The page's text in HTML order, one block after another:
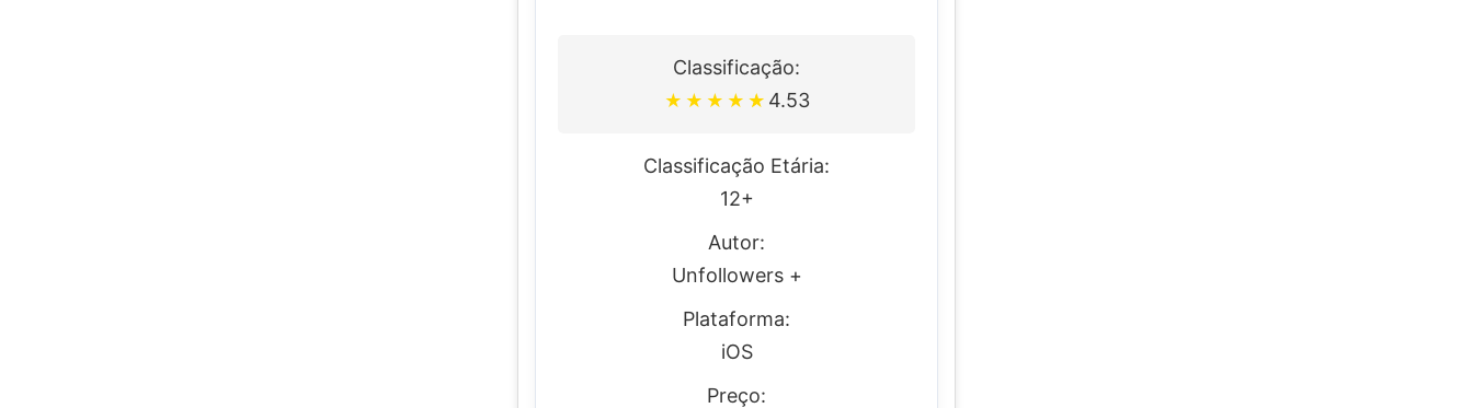
Classificação:
★ ★ ★ ★ ★ 4.53
Classificação Etária:
12+
Autor:
Unfollowers +
Plataforma:
iOS
Preço: